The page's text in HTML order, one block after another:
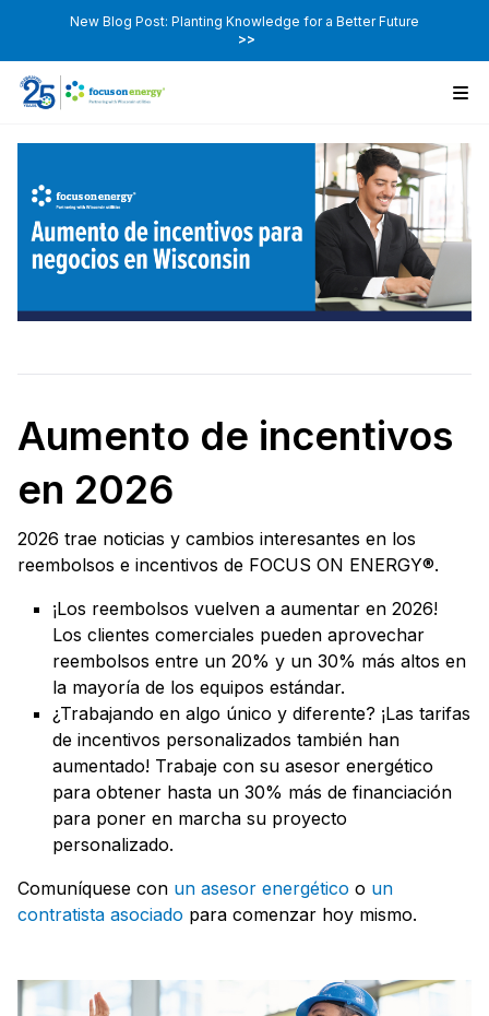
New Blog Post: Planting Knowledge for a Better Future
>>
Aumento de incentivos
en 2026
2026 trae noticias y cambios interesantes en los
reembolsos e incentivos de FOCUS ON ENERGY®.
¡Los reembolsos vuelven a aumentar en 2026!
Los clientes comerciales pueden aprovechar
reembolsos entre un 20% y un 30% más altos en
la mayoría de los equipos estándar.
¿Trabajando en algo único y diferente? ¡Las tarifas
de incentivos personalizados también han
aumentado! Trabaje con su asesor energético
para obtener hasta un 30% más de financiación
para poner en marcha su proyecto
personalizado.
Comuníquese con un asesor energético o un
contratista asociado para comenzar hoy mismo.